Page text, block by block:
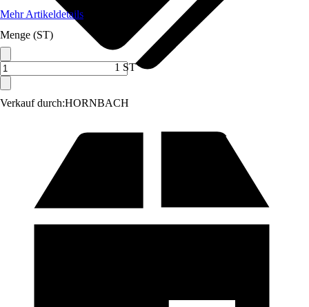
Verkauf durch:HORNBACH
Mehr Artikeldetails
Menge (ST)
1 ST